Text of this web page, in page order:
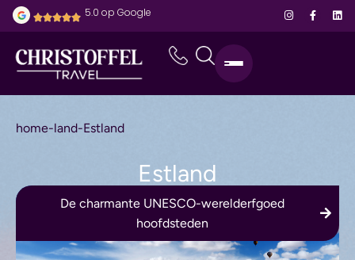
5.0 op Google
home-land-Estland
Estland
De charmante UNESCO-werelderfgoed
hoofdsteden